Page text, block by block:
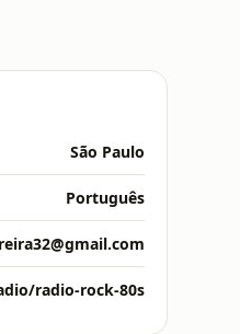
São Paulo
Português
radio-rock-80s